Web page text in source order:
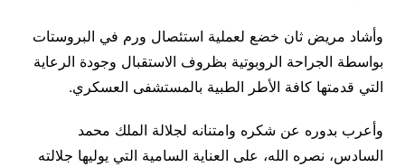
وأشاد مريض ثان خضع لعملية استئصال ورم في البروستات
بواسطة الجراحة الروبوتية بظروف الاستقبال وجودة الرعاية
التي قدمتها كافة الأطر الطبية بالمستشفى العسكري.
وأعرب بدوره عن شكره وامتنانه لجلالة الملك محمد
السادس، نصره الله، على العناية السامية التي يوليها جلالته